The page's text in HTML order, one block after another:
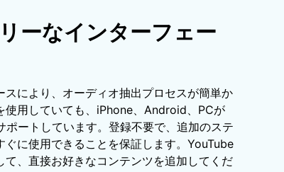
ーなインターフェー
により、オーディオ抽出プロセスが簡単か
使用していても、iPhone、Android、PCが
ートしています。登録不要で、追加のステ
に使用できることを保証します。YouTube
、直接お好きなコンテンツを追加してくだ